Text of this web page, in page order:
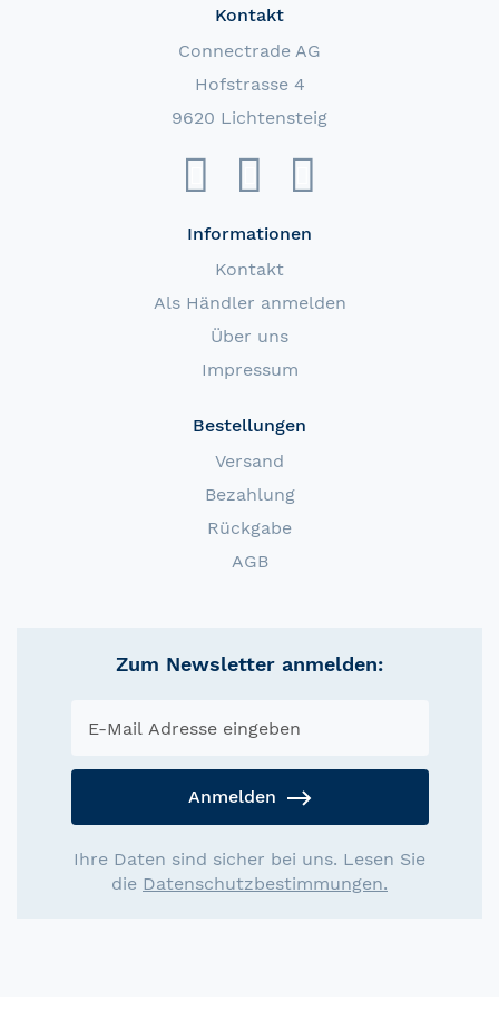
Kontakt
Connectrade AG
Hofstrasse 4
9620 Lichtensteig
Informationen
Kontakt
Als Händler anmelden
Über uns
Impressum
Bestellungen
Versand
Bezahlung
Rückgabe
AGB
Zum Newsletter anmelden:
Anmelden
Ihre Daten sind sicher bei uns. Lesen Sie
die Datenschutzbestimmungen.